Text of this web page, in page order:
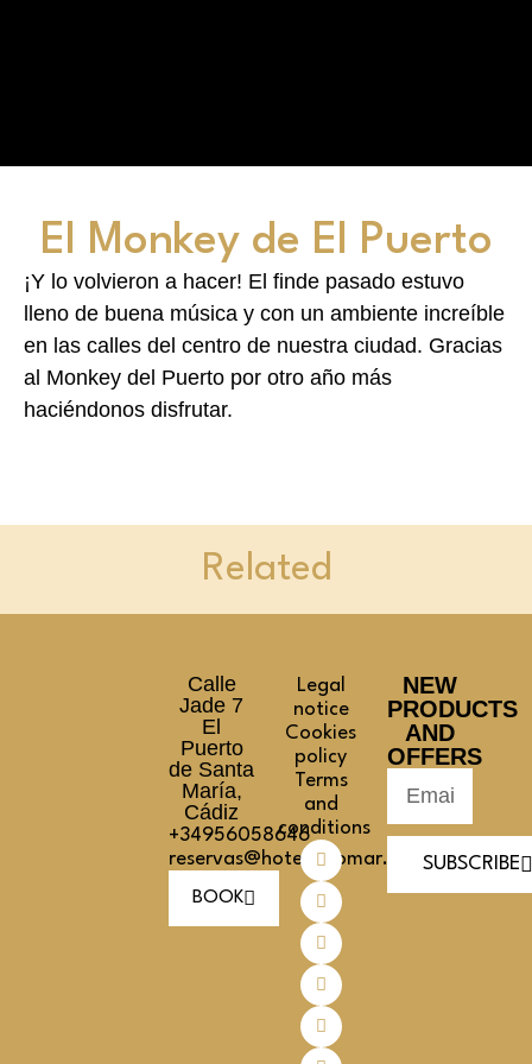
El Monkey de El Puerto
¡Y lo volvieron a hacer! El finde pasado estuvo
lleno de buena música y con un ambiente increíble
en las calles del centro de nuestra ciudad. Gracias
al Monkey del Puerto por otro año más
haciéndonos disfrutar.
Related
Calle
Jade 7
El
Puerto
de Santa
María,
Cádiz
+34956058646
reservas@hotelpinomar.com
BOOK
Legal
notice
Cookies
policy
Terms
and
conditions
NEW
PRODUCTS
AND
OFFERS
SUBSCRIBE